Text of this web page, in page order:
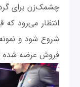
چشمک‌زن برای
شروع شود و
فروش عرضه